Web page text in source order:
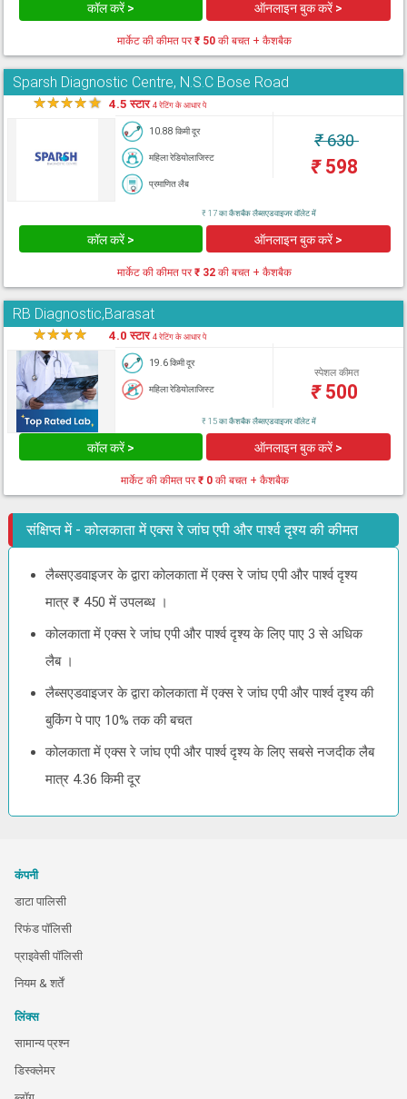
कॉल करें > ऑनलाइन बुक करें >
मार्केट की कीमत पर₹ 50 की बचत + कैशबैक
Sparsh Diagnostic Centre, N.S.C Bose Road
★★★★★ 4.5 स्टार4 रेटिंग के आधार पे
10.88 किमी दूर
महिला रेडियोलाजिस्ट
प्रमाणित लैब
₹630
₹598
₹ 17 का कैशबैक लैब्सएडवाइजर वॉलेट में
कॉल करें > ऑनलाइन बुक करें >
मार्केट की कीमत पर₹ 32 की बचत + कैशबैक
RB Diagnostic,Barasat
★★★★ 4.0 स्टार4 रेटिंग के आधार पे
19.6 किमी दूर
महिला रेडियोलाजिस्ट
स्पेशल कीमत
₹500
₹ 15 का कैशबैक लैब्सएडवाइजर वॉलेट में
कॉल करें > ऑनलाइन बुक करें >
मार्केट की कीमत पर₹ 0की बचत + कैशबैक
संक्षिप्त में - कोलकाता में एक्स रे जांघ एपी और पार्श्व दृश्य की कीमत
लैब्सएडवाइजर के द्वारा कोलकाता में एक्स रे जांघ एपी और पार्श्व दृश्य
मात्र ₹ 450 में उपलब्ध ।
कोलकाता में एक्स रे जांघ एपी और पार्श्व दृश्य के लिए पाए 3 से अधिक
लैब ।
लैब्सएडवाइजर के द्वारा कोलकाता में एक्स रे जांघ एपी और पार्श्व दृश्य की
बुकिंग पे पाए 10% तक की बचत
कोलकाता में एक्स रे जांघ एपी और पार्श्व दृश्य के लिए सबसे नजदीक लैब
मात्र 4.36 किमी दूर
कंपनी
डाटा पालिसी
रिफंड पॉलिसी
प्राइवेसी पॉलिसी
नियम & शर्तें
लिंक्स
सामान्य प्रश्न
डिस्क्लेमर